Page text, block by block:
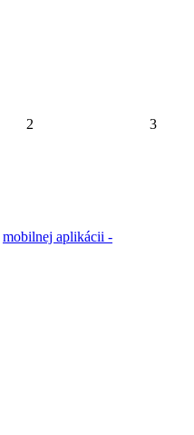
2
3
mobilnej aplikácii -